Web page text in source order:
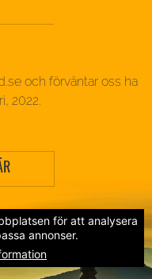
för att analysera
annonser.
och förväntar oss ha
2022.